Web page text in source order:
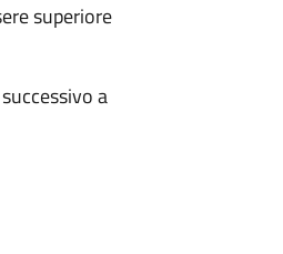
superiore
a